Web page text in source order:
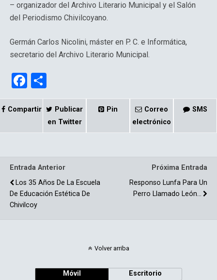
– organizador del Archivo Literario Municipal y el Salón
del Periodismo Chivilcoyano.
Germán Carlos Nicolini, máster en P. C. e Informática,
secretario del Archivo Literario Municipal.
F
a
ce
k
o
m
p
Compartir
Publicar
en Twitter
Pin
Correo
electrónico
SMS
Entrada Anterior
Los 35 Años De La Escuela
De Educación Estética De
Chivilcoy
Próxima Entrada
Responso Lunfa Para Un
Perro Llamado León…
Volver arriba
Móvil Escritorio